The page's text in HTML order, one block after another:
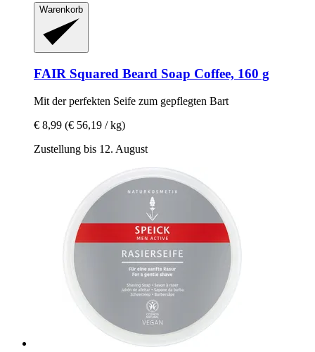
Warenkorb
FAIR Squared Beard Soap Coffee, 160 g
Mit der perfekten Seife zum gepflegten Bart
€ 8,99 (€ 56,19 / kg)
Zustellung bis 12. August